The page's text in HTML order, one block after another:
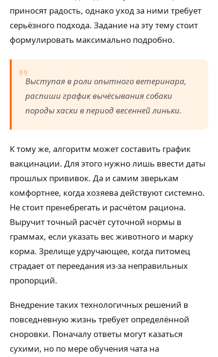
приносят радость, однако уход за ними требует
серьёзного подхода. Задание на эту тему стоит
формулировать максимально подробно.
Выступая в роли опытного ветеринара,
распиши график вычёсывания собаки
породы хаски в период весенней линьки.
К тому же, алгоритм может составить график
вакцинации. Для этого нужно лишь ввести даты
прошлых прививок. Да и самим зверькам
комфортнее, когда хозяева действуют системно.
Не стоит пренебрегать и расчётом рациона.
Выручит точный расчёт суточной нормы в
граммах, если указать вес животного и марку
корма. Зрелище удручающее, когда питомец
страдает от переедания из-за неправильных
пропорций.
Внедрение таких технологичных решений в
повседневную жизнь требует определённой
сноровки. Поначалу ответы могут казаться
сухими, но по мере обучения чата на